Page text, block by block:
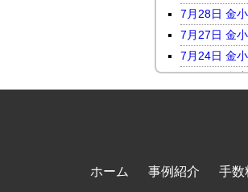
7月28日 金
7月27日 金
7月24日 金
7月23日 金
7月21日 金
7月17日 金
7月15日 金
ホーム 事例紹介 手数